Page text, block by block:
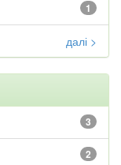
1
далі >
3
2